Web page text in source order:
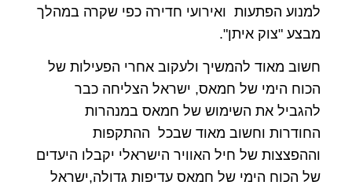
למנוע הפתעות ואירועי חדירה כפי שקרה במהלך
מבצע "צוק איתן".
חשוב מאוד להמשיך ולעקוב אחרי הפעילות של
הכוח הימי של חמאס, ישראל הצליחה כבר
להגביל את השימוש של חמאס במנהרות
החודרות וחשוב מאוד שבכל ההתקפות
וההפצצות של חיל האוויר הישראלי יקבלו היעדים
של הכוח הימי של חמאס עדיפות גדולה,ישראל